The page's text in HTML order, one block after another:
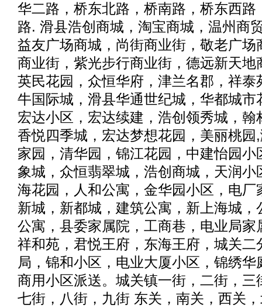
华二路，桥东北路，桥南路，桥东西路
路. 滑县浩创商城，淘宝商城，温州商
益友广场商城，尚街商业街，敬老广场
商业街，紫光步行商业街，德远新天地
英民花园，众恒华府，津兰名郡，祥泰
牛国际城，滑县华通世纪城，华都城市
宏达小区，宏达续建，浩创领秀城，翰
香悦四季城，宏达梦想花园，美丽桃园
家园，清华园，锦江花园，中建怡园小
象城，众恒翡翠城，浩创商城，天润小
海花园，人和公寓，金华园小区，电厂
新城，新都城，建筑公寓，新上海城，
公寓，县委家属院，工商巷，电业局家
祥和苑，君悦王府，东海王府，城关二
局，锦和小区，电业大厦小区，锦绣
商用小区派送。城关镇一街，二街，三
七街，八街，九街 东关，南关，西关